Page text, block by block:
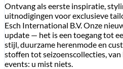
Ontvang als eerste inspiratie,
uitnodigingen voor exclusieve
Esch International B.V. Onze
update — het is een toegang tot
stijl, duurzame herenmode en
stoffen tot seizoenscollecties,
events: u mist niets.